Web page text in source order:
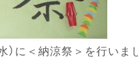
）に＜納涼祭＞を行いま